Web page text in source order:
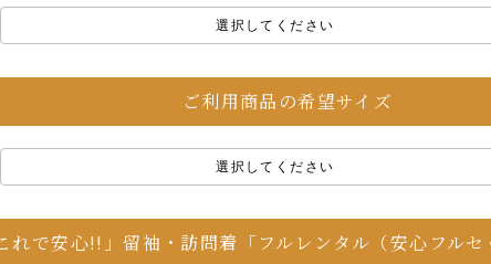
選択してください
ご利用商品の希望サイズ
選択してください
れで安心!!」留袖・訪問着「フルレンタル（安心フル